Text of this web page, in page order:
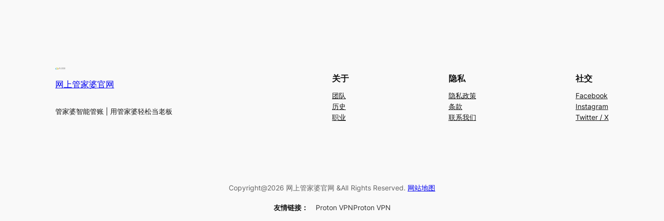
网上管家婆官网
管家婆智能管账 | 用管家婆轻松当老板
关于
团队
历史
职业
隐私
隐私政策
条款
联系我们
社交
Facebook
Instagram
Twitter / X
Copyright@2026 网上管家婆官网 &AlI Rights Reserved. 网站地图
友情链接： Proton VPNProton VPN